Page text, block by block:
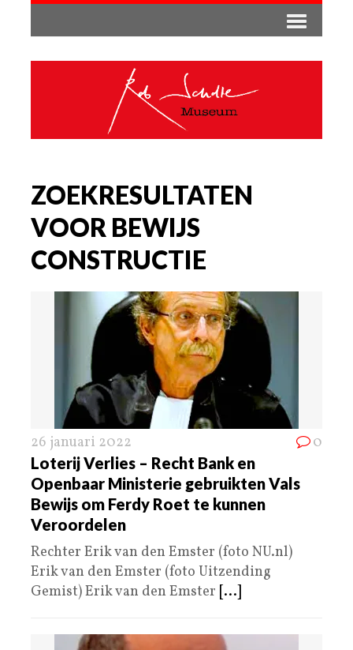
ZOEKRESULTATEN
VOOR BEWIJS
CONSTRUCTIE
26 januari 2022 0
Loterij Verlies – Recht Bank en
Openbaar Ministerie gebruikten Vals
Bewijs om Ferdy Roet te kunnen
Veroordelen
Rechter Erik van den Emster (foto NU.nl)
Erik van den Emster (foto Uitzending
Gemist) Erik van den Emster [...]